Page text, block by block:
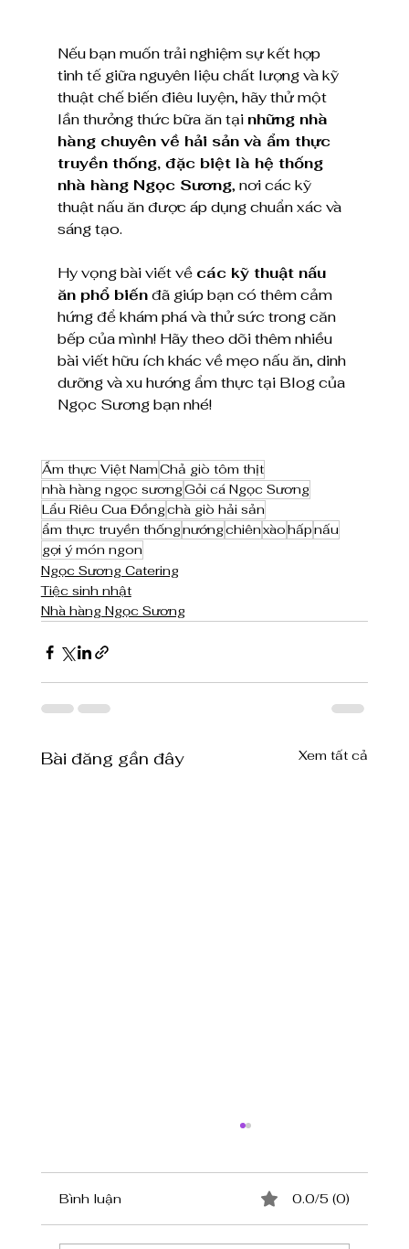
Nếu bạn muốn trải nghiệm sự kết hợp
tinh tế giữa nguyên liệu chất lượng và kỹ
thuật chế biến điêu luyện, hãy thử một
lần thưởng thức bữa ăn tại những nhà
hàng chuyên về hải sản và ẩm thực
truyền thống, đặc biệt là hệ thống
nhà hàng Ngọc Sương, nơi các kỹ
thuật nấu ăn được áp dụng chuẩn xác và
sáng tạo.
Hy vọng bài viết về các kỹ thuật nấu
ăn phổ biến đã giúp bạn có thêm cảm
hứng để khám phá và thử sức trong căn
bếp của mình! Hãy theo dõi thêm nhiều
bài viết hữu ích khác về mẹo nấu ăn, dinh
dưỡng và xu hướng ẩm thực tại Blog của
Ngọc Sương bạn nhé!
Ẩm thực Việt NamChả giò tôm thịt
nhà hàng ngọc sươngGỏi cá Ngọc Sương
Lẩu Riêu Cua Đồngchà giò hải sản
ẩm thực truyền thốngnướngchiênxàohấpnấu
gợi ý món ngon
Ngọc Sương Catering
Tiệc sinh nhật
Nhà hàng Ngọc Sương
Bài đăng gần đây Xem tất cả
Bình luận 0.0/5 (0)